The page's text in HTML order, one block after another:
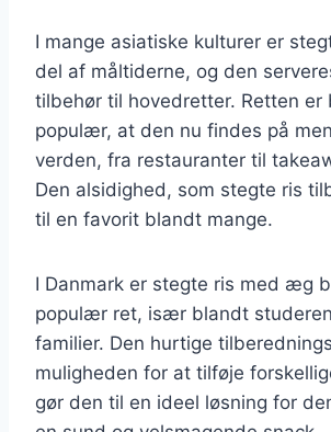
I mange asiatiske kulturer er
del af måltiderne, og den
tilbehør til hovedretter. Retten er
populær, at den nu findes på
verden, fra restauranter til
Den alsidighed, som stegte ris
til en favorit blandt mange.
I Danmark er stegte ris med æg
populær ret, især blandt
familier. Den hurtige
muligheden for at tilføje
gør den til en ideel løsning for